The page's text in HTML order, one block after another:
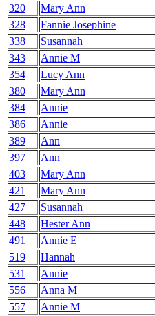
320
Mary Ann
328
Fannie Josephine
338
Susannah
343
Annie M
354
Lucy Ann
380
Mary Ann
384
Annie
386
Annie
389
Ann
397
Ann
403
Mary Ann
421
Mary Ann
427
Susannah
448
Hester Ann
491
Annie E
519
Hannah
531
Annie
556
Anna M
557
Annie M